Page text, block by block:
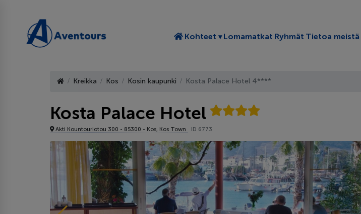
Kohteet Toggle submenu
Lomamatkat Ryhmät Tietoa meistä
Kreikka Kos Kosin kaupunki Kosta Palace Hotel 4****
Kosta Palace Hotel
Akti Kountouriotou 300 - 85300 - Kos, Kos Town ID 6773